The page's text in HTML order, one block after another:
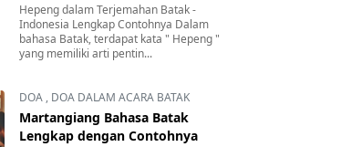
Hepeng dalam Terjemahan Batak -
Indonesia Lengkap Contohnya Dalam
bahasa Batak, terdapat kata " Hepeng "
yang memiliki arti pentin...
DOA , DOA DALAM ACARA BATAK
Martangiang Bahasa Batak
Lengkap dengan Contohnya